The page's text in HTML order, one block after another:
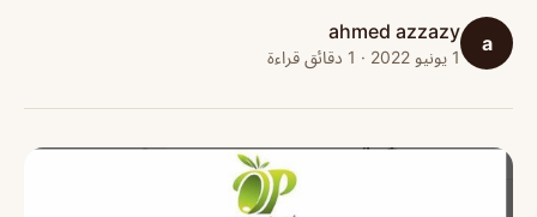
a
ahmed azzazy
1 يونيو 2022 · 1 دقائق قراءة